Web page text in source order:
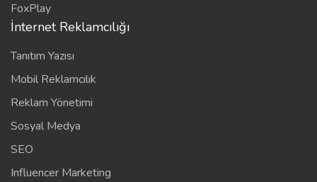
FoxPlay
İnternet Reklamcılığı
Tanıtım Yazısı
Mobil Reklamcılık
Reklam Yönetimi
Sosyal Medya
SEO
Influencer Marketing